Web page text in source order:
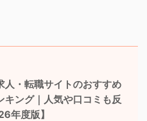
人・転職サイトのおすすめ
キング｜人気や口コミも反
年度版】